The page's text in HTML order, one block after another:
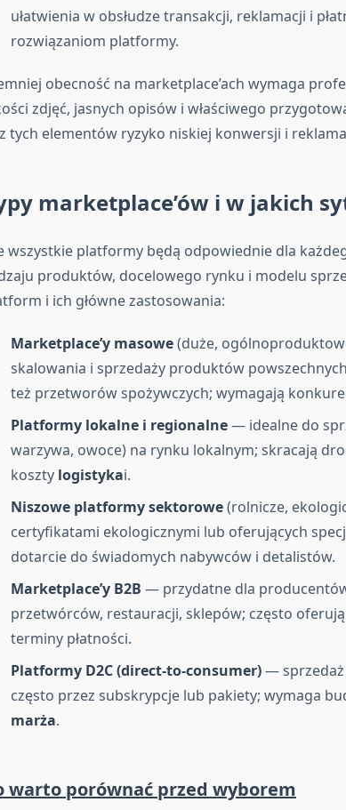
ułatwienia w obsłudze transakcji, reklamacji i
rozwiązaniom platformy.
obecność na marketplace’ach wymaga
zdjęć, jasnych opisów i właściwego
tych elementów ryzyko niskiej konwersji i
marketplace’ów i w jakich
wszystkie platformy będą odpowiednie dla
produktów, docelowego rynku i modelu
i ich główne zastosowania:
Marketplace’y masowe(duże,
skalowania i sprzedaży produktów
też przetworów spożywczych; wymagają
Platformy lokalne i regionalne— idealne do
warzywa, owoce) na rynku lokalnym; skracają
koszty logistykai.
Niszowe platformy sektorowe(rolnicze,
certyfikatami ekologicznymi lub oferujących
dotarcie do świadomych nabywców i detalistów.
Marketplace’y B2B — przydatne dla
przetwórców, restauracji, sklepów; często
terminy płatności.
Platformy D2C (direct-to-consumer)—
często przez subskrypcje lub pakiety; wymaga
marża.
warto porównać przed wyborem